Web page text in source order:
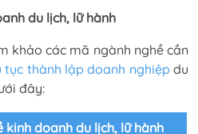
du lịch, lữ hành
khảo các mã ngành nghề cần
tục thành lập doanh nghiệp du
đây:
kinh doanh du lịch, lữ hành